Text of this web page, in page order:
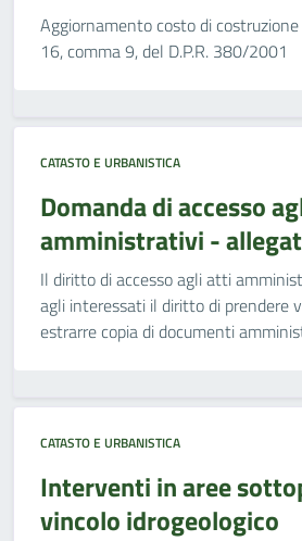
Aggiornamento costo di
16, comma 9, del D.P.R. 380/2001
CATASTO E URBANISTICA
Domanda di accesso
amministrativi -
Il diritto di accesso agli atti
agli interessati il diritto di prendere
estrarre copia di documenti
CATASTO E URBANISTICA
Interventi in aree
vincolo idrogeologico